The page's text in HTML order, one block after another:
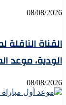
08/08/2026
القناة
الودية، موعد
08/08/2026